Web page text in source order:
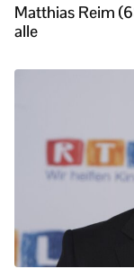
Matthias Reim
alle